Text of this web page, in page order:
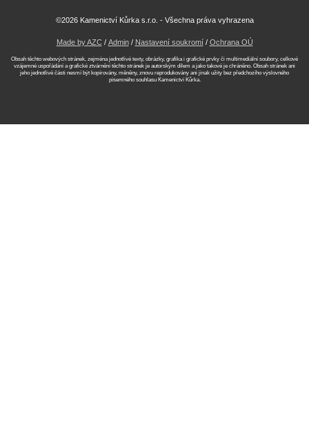
©2026 Kamenictví Kůrka s.r.o. - Všechna práva vyhrazena
Made by AZC/ Admin/ Nastavení soukromí/ Ochrana OÚ
Obsah těchto webových stránek, zejména jednotlivé texty, obrázky, grafika i grafické prvky či multimediální soubory, celkové
vzájemné uspořádání a grafické ztvárnění těchto stránek je autorským dílem a jako takové je chráněno. Obsah stránek ani
jeho jednotlivé části nesmí být kopírovány, měněny, znovu reprodukovány ani jinak užity bez předchozího výslovného
písemného souhlasu Kamenictví Kůrka.